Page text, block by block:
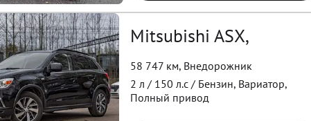
Mitsubishi ASX,
58 747 км, Внедорожник
2 л / 150 л.с / Бензин, Вариатор,
Полный привод